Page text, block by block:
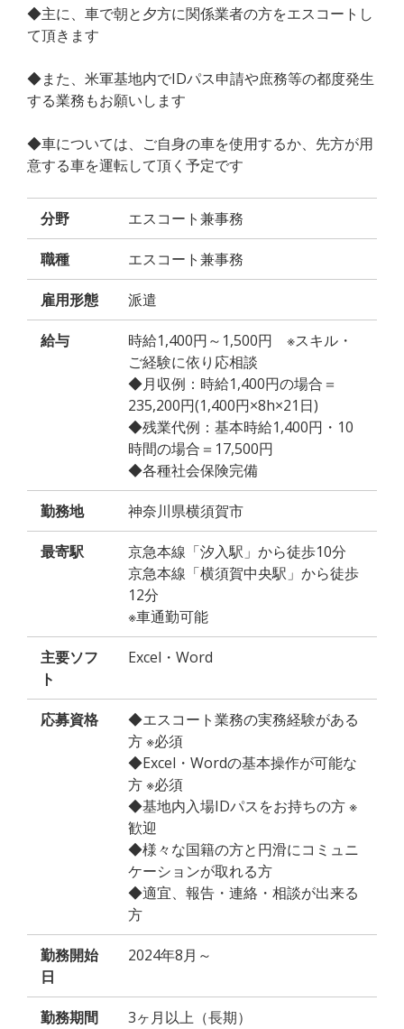
◆主に、車で朝と夕方に関係業者の方をエスコートし
て頂きます
◆また、米軍基地内でIDパス申請や庶務等の都度発生
する業務もお願いします
◆車については、ご自身の車を使用するか、先方が用
意する車を運転して頂く予定です
分野 エスコート兼事務
職種 エスコート兼事務
雇用形態 派遣
給与
時給1,400円～1,500円 ※スキル・
ご経験に依り応相談
◆月収例：時給1,400円の場合＝
235,200円(1,400円×8h×21日)
◆残業代例：基本時給1,400円・10
時間の場合＝17,500円
◆各種社会保険完備
勤務地 神奈川県横須賀市
最寄駅
京急本線「汐入駅」から徒歩10分
京急本線「横須賀中央駅」から徒歩
12分
※車通勤可能
主要ソフ
ト
Excel・Word
応募資格
◆エスコート業務の実務経験がある
方 ※必須
◆Excel・Wordの基本操作が可能な
方 ※必須
◆基地内入場IDパスをお持ちの方 ※
歓迎
◆様々な国籍の方と円滑にコミュニ
ケーションが取れる方
◆適宜、報告・連絡・相談が出来る
方
勤務開始
日
2024年8月～
勤務期間 3ヶ月以上（長期）